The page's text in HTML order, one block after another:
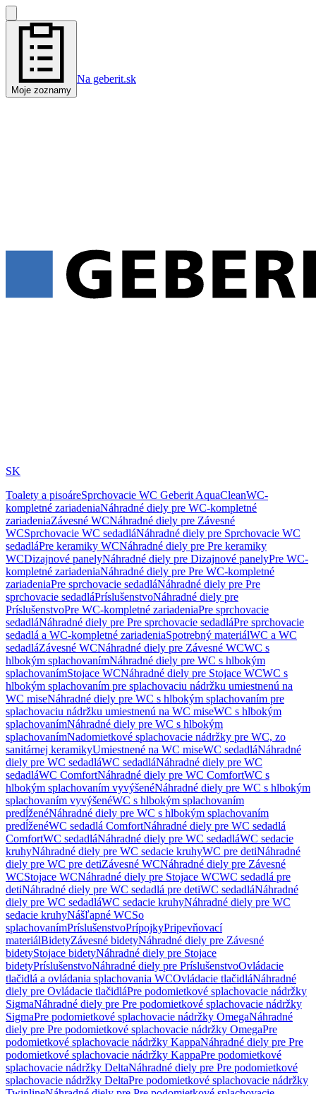
Moje zoznamy
Na geberit.sk
SK
Toalety a pisoáreSprchovacie WC Geberit AquaCleanWC-
kompletné zariadeniaNáhradné diely pre WC-kompletné
zariadeniaZávesné WCNáhradné diely pre Závesné
WCSprchovacie WC sedadláNáhradné diely pre Sprchovacie WC
sedadláPre keramiky WCNáhradné diely pre Pre keramiky
WCDizajnové panelyNáhradné diely pre Dizajnové panelyPre WC-
kompletné zariadeniaNáhradné diely pre Pre WC-kompletné
zariadeniaPre sprchovacie sedadláNáhradné diely pre Pre
sprchovacie sedadláPríslušenstvoNáhradné diely pre
PríslušenstvoPre WC-kompletné zariadeniaPre sprchovacie
sedadláNáhradné diely pre Pre sprchovacie sedadláPre sprchovacie
sedadlá a WC-kompletné zariadeniaSpotrebný materiálWC a WC
sedadláZávesné WCNáhradné diely pre Závesné WCWC s
hlbokým splachovanímNáhradné diely pre WC s hlbokým
splachovanímStojace WCNáhradné diely pre Stojace WCWC s
hlbokým splachovaním pre splachovaciu nádržku umiestnenú na
WC miseNáhradné diely pre WC s hlbokým splachovaním pre
splachovaciu nádržku umiestnenú na WC miseWC s hlbokým
splachovanímNáhradné diely pre WC s hlbokým
splachovanímNadomietkové splachovacie nádržky pre WC, zo
sanitárnej keramikyUmiestnené na WC miseWC sedadláNáhradné
diely pre WC sedadláWC sedadláNáhradné diely pre WC
sedadláWC ComfortNáhradné diely pre WC ComfortWC s
hlbokým splachovaním vyvýšenéNáhradné diely pre WC s hlbokým
splachovaním vyvýšenéWC s hlbokým splachovaním
predĺženéNáhradné diely pre WC s hlbokým splachovaním
predĺženéWC sedadlá ComfortNáhradné diely pre WC sedadlá
ComfortWC sedadláNáhradné diely pre WC sedadláWC sedacie
kruhyNáhradné diely pre WC sedacie kruhyWC pre detiNáhradné
diely pre WC pre detiZávesné WCNáhradné diely pre Závesné
WCStojace WCNáhradné diely pre Stojace WCWC sedadlá pre
detiNáhradné diely pre WC sedadlá pre detiWC sedadláNáhradné
diely pre WC sedadláWC sedacie kruhyNáhradné diely pre WC
sedacie kruhyNášľapné WCSo
splachovanímPríslušenstvoPrípojkyPripevňovací
materiálBidetyZávesné bidetyNáhradné diely pre Závesné
bidetyStojace bidetyNáhradné diely pre Stojace
bidetyPríslušenstvoNáhradné diely pre PríslušenstvoOvládacie
tlačidlá a ovládania splachovania WCOvládacie tlačidláNáhradné
diely pre Ovládacie tlačidláPre podomietkové splachovacie nádržky
SigmaNáhradné diely pre Pre podomietkové splachovacie nádržky
SigmaPre podomietkové splachovacie nádržky OmegaNáhradné
diely pre Pre podomietkové splachovacie nádržky OmegaPre
podomietkové splachovacie nádržky KappaNáhradné diely pre Pre
podomietkové splachovacie nádržky KappaPre podomietkové
splachovacie nádržky DeltaNáhradné diely pre Pre podomietkové
splachovacie nádržky DeltaPre podomietkové splachovacie nádržky